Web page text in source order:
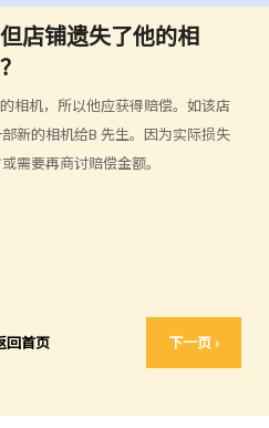
店铺遗失了他的相
相机，所以他应获得赔偿。如该店
新的相机给B 先生。因为实际损失
需要再商讨赔偿金额。
回首页 下一页 ›
？《服务提供（隐含条款）条例》如
者。我如何获得保障以免受虚假说明
如何获得保障以避免买入破损或有危
住址及身分证号码）给卖方或服务提